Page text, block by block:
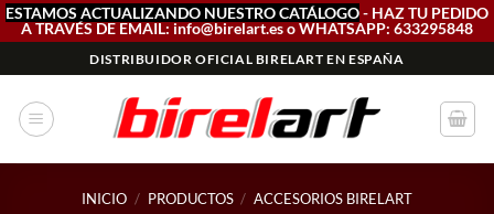
ESTAMOS ACTUALIZANDO NUESTRO CATÁLOGO- HAZ TU PEDIDO
A TRAVÉS DE EMAIL: info@birelart.es o WHATSAPP: 633295848
al
contenido
DISTRIBUIDOR OFICIAL BIRELART EN ESPAÑA
INICIO / PRODUCTOS / ACCESORIOS BIRELART